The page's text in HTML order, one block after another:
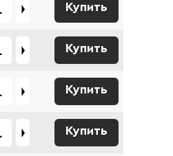
Купить
Купить
Купить
Купить